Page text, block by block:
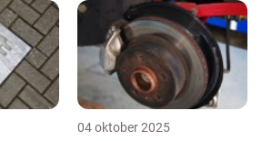
04 oktober 2025